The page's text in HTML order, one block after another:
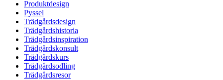
Produktdesign
Pyssel
Trädgårdsdesign
Trädgårdshistoria
Trädgårdsinspiration
Trädgårdskonsult
Trädgårdskurs
Trädgårdsodling
Trädgårdsresor